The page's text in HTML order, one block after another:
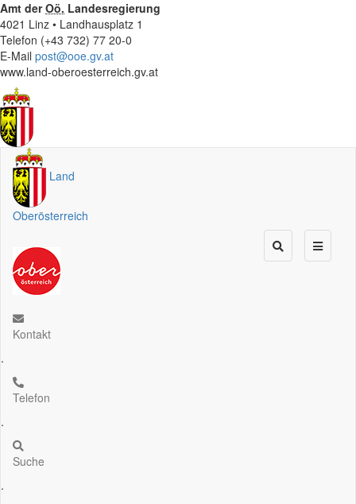
Amt derOö. Landesregierung
4021 Linz • Landhausplatz 1
Telefon (+43 732) 77 20-0
E-Mail post@ooe.gv.at
www.land-oberoesterreich.gv.at
Land
Oberösterreich
Kontakt
.
Telefon
.
Suche
.